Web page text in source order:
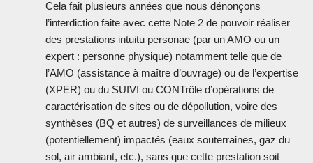
Cela fait plusieurs années que nous dénonçons
l’interdiction faite avec cette Note 2 de pouvoir réaliser
des prestations intuitu personae (par un AMO ou un
expert : personne physique) notamment telle que de
l’AMO (assistance à maître d’ouvrage) ou de l’expertise
(XPER) ou du SUIVI ou CONTrôle d’opérations de
caractérisation de sites ou de dépollution, voire des
synthèses (BQ et autres) de surveillances de milieux
(potentiellement) impactés (eaux souterraines, gaz du
sol, air ambiant, etc.), sans que cette prestation soit